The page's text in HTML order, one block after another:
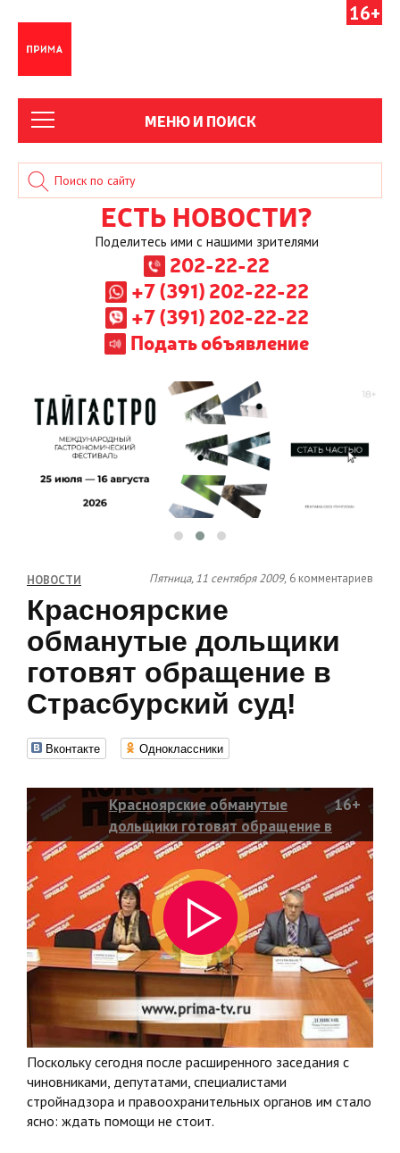
16+
МЕНЮ И ПОИСК
ЕСТЬ НОВОСТИ?
Поделитесь ими с нашими зрителями
202-22-22
+7 (391) 202-22-22
+7 (391) 202-22-22
Подать объявление
НОВОСТИ Пятница, 11 сентября 2009, 6 комментариев
Красноярские
обманутые дольщики
готовят обращение в
Страсбурский суд!
Вконтакте Одноклассники
Красноярские обманутые
дольщики готовят обращение в
Страсбурский суд!
16+
Поскольку сегодня после расширенного заседания с
чиновниками, депутатами, специалистами
стройнадзора и правоохранительных органов им стало
ясно: ждать помощи не стоит.